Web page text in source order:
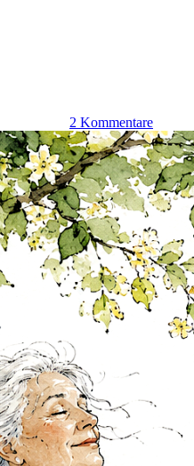
2 Kommentare